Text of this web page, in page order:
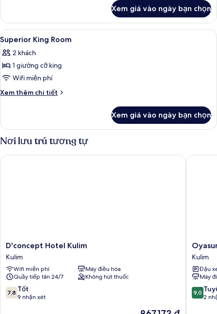
Standard
Twin
Room
Xem giá vào ngày bạn chọn
Xem
tất
cả
ảnh
Superior
King
Két bảo mật tại phòng, bàn, bàn ủi/
3
Superior King Room
2 khách
1 giường cỡ king
Wifi miễn phí
Xem thêm chi tiết
Chi
Superior
King
Room
Xem giá vào ngày bạn chọn
Nơi lưu trú tương tự
D'concept
Hotel
Kulim
Kulim
D'concept Hotel Kulim
Kulim
Wifi miễn phí
Máy điều hòa
Quầy tiếp tân 24/7
Không hút thuốc
7.8
trên
7,8 Tốt
9 nhận xét
Giá
D'concept Hotel Kulim
Hotel
Kulim
Kulim
Đậu
Máy
9.0
trên
9,0
2